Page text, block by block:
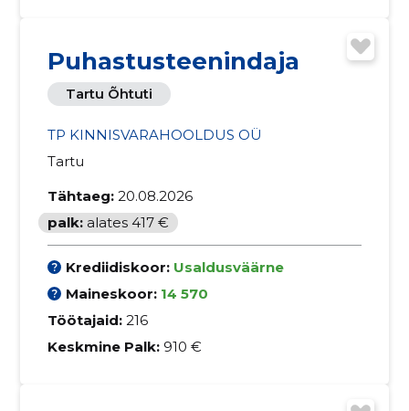
Puhastusteenindaja
Tartu Õhtuti
TP KINNISVARAHOOLDUS OÜ
Tartu
Tähtaeg: 20.08.2026
palk: alates 417 €
Krediidiskoor: Usaldusväärne
Maineskoor: 14 570
Töötajaid: 216
Keskmine Palk: 910 €